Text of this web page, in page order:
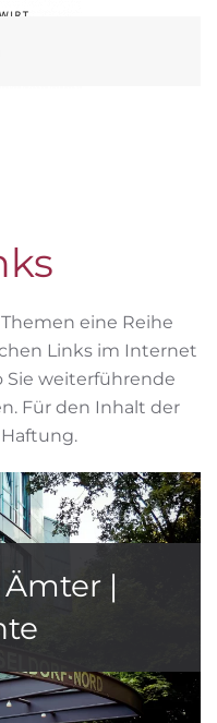
eine Reihe
Links im Internet
Sie weiterführende
Für den Inhalt der
|